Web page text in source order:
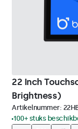
22 Inch
Brightness)
Artikelnummer:
100+ stuks